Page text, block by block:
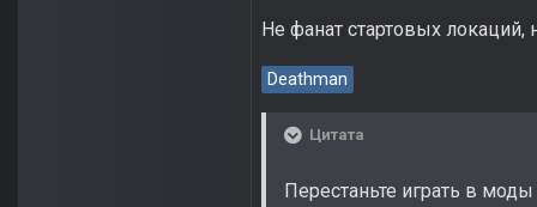
Не фанат стартовых
Deathman
Цитата
Перестаньте играть в